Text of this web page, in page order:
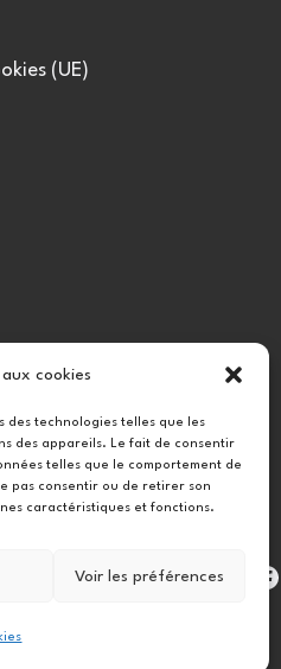
cookies
des technologies telles que les
des appareils. Le fait de consentir
telles que le comportement de
pas consentir ou de retirer son
caractéristiques et fonctions.
Voir les préférences
(UE)